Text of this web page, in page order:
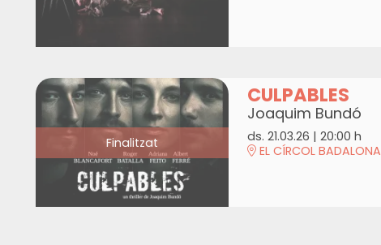
Finalitzat
CULPABLES
Joaquim Bundó
ds. 21.03.26 | 20:00 h
EL CÍRCOL BADALONA